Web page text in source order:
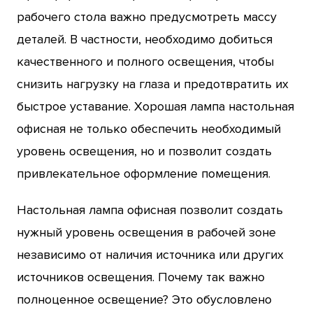
рабочего стола важно предусмотреть массу
деталей. В частности, необходимо добиться
качественного и полного освещения, чтобы
снизить нагрузку на глаза и предотвратить их
быстрое уставание. Хорошая лампа настольная
офисная не только обеспечить необходимый
уровень освещения, но и позволит создать
привлекательное оформление помещения.
Настольная лампа офисная позволит создать
нужный уровень освещения в рабочей зоне
независимо от наличия источника или других
источников освещения. Почему так важно
полноценное освещение? Это обусловлено